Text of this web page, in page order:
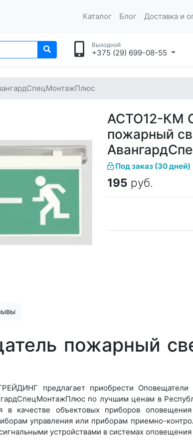
Каталог Блог Доставка и
Выходной
+375 (29) 699-08-55
АСТО12-КМ
пожарный
Под заказ (30 дней)
195 руб.
пожарный
предлагает приобрести
по лучшим ценам в
в качестве объектовых приборов
управления или приборам приемно-
устройствами в системах